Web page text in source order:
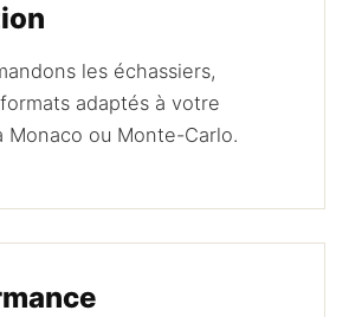
les échassiers,
adaptés à votre
Monaco ou Monte-Carlo.